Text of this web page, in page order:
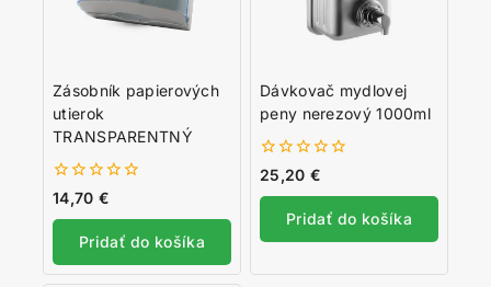
Zásobník papierových
utierok
TRANSPARENTNÝ
0
5
14,70 €
Pridať do košíka
Dávkovač mydlovej
peny nerezový 1000ml
0
5
25,20 €
Pridať do košíka